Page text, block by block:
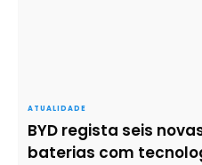
ATUALIDADE
BYD regista seis
baterias com